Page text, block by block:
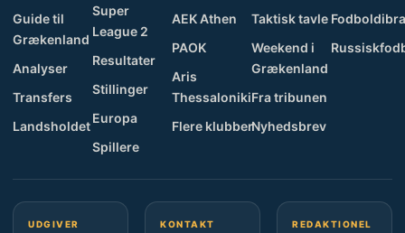
Guide til
Grækenland
Analyser
Transfers
Landsholdet
Super
League 2
Resultater
Stillinger
Europa
Spillere
AEK Athen
PAOK
Aris
Thessaloniki
Flere klubber
Taktisk tavle
Weekend i
Grækenland
Fra tribunen
Nyhedsbrev
UDGIVER KONTAKT
REDAKTIONEL